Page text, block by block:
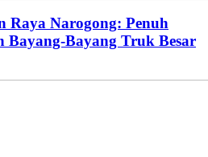
Raya Narogong: Penuh
Bayang-Bayang Truk Besar